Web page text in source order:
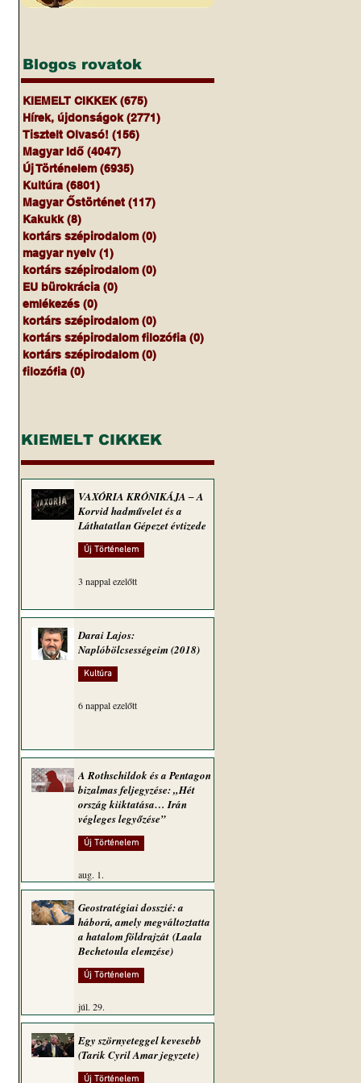
Blogos rovatok
KIEMELT CIKKEK (675)
Hírek, újdonságok (2771)
Tisztelt Olvasó! (156)
Magyar Idő (4047)
Új Történelem (6935)
Kultúra (6801)
Magyar Őstörténet (117)
Kakukk (8)
kortárs szépirodalom (0)
magyar nyelv (1)
kortárs szépirodalom (0)
EU bürokrácia (0)
emlékezés (0)
kortárs szépirodalom (0)
kortárs szépirodalom filozófia (0)
kortárs szépirodalom (0)
filozófia (0)
KIEMELT CIKKEK
VAXÓRIA KRÓNIKÁJA ‒ A
Korvid hadművelet és a
Láthatatlan Gépezet évtizede
Új Történelem
3 nappal ezelőtt
Darai Lajos:
Naplóbölcsességeim (2018)
Kultúra
6 nappal ezelőtt
A Rothschildok és a Pentagon
bizalmas feljegyzése: „Hét
ország kiiktatása… Irán
végleges legyőzése”
Új Történelem
aug. 1.
Geostratégiai dosszié: a
háború, amely megváltoztatta
a hatalom földrajzát (Laala
Bechetoula elemzése)
Új Történelem
júl. 29.
Egy szörnyeteggel kevesebb
(Tarik Cyril Amar jegyzete)
Új Történelem